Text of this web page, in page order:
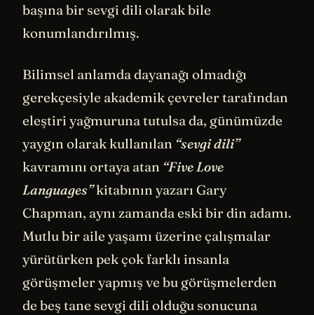
başına bir sevgi dili olarak bile
konumlandırılmış.
Bilimsel anlamda dayanağı olmadığı
gerekçesiyle akademik çevreler tarafından
eleştiri yağmuruna tutulsa da, günümüzde
yaygın olarak kullanılan “sevgi dili”
kavramını ortaya atan “Five Love
Languages”kitabının yazarı Gary
Chapman, aynı zamanda eski bir din adamı.
Mutlu bir aile yaşamı üzerine çalışmalar
yürütürken pek çok farklı insanla
görüşmeler yapmış ve bu görüşmelerden
de beş tane sevgi dili olduğu sonucuna